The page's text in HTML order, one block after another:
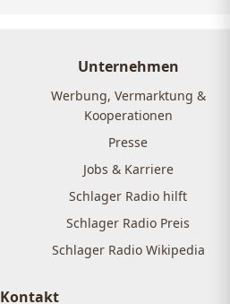
Unternehmen
Werbung, Vermarktung &
Kooperationen
Presse
Jobs & Karriere
Schlager Radio hilft
Schlager Radio Preis
Schlager Radio Wikipedia
Kontakt